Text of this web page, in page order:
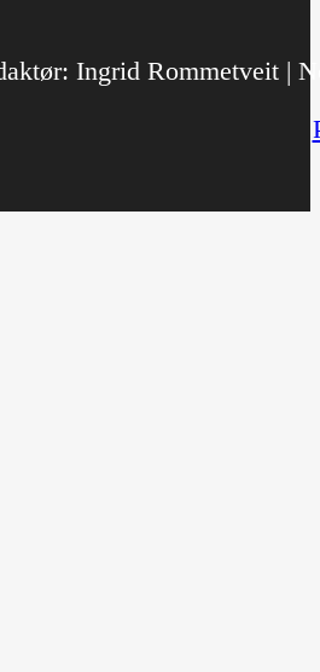
Ingrid Rommetveit |